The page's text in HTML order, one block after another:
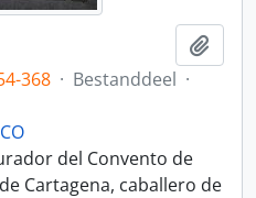
368 · Bestanddeel ·
del Convento de
Cartagena, caballero de